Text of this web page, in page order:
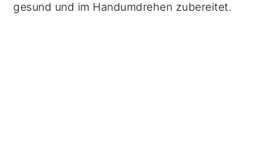
gesund und im Handumdrehen zubereitet.